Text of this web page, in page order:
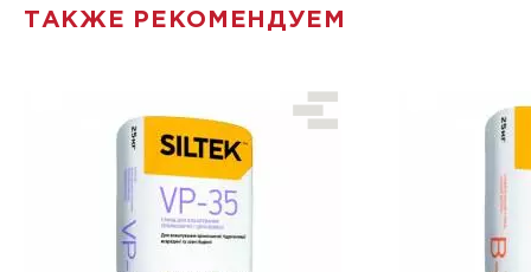
ТАКЖЕ РЕКОМЕНДУЕМ